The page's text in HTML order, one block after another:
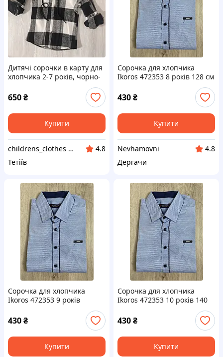
Дитячі сорочки в карту для
хлопчика 2-7 років, чорно-
650₴
Купити
childrens_clothes & shoes
4.8
Тетіїв
Сорочка для хлопчика
Ikoros 472353 8 років 128 см
430₴
Купити
Nevhamovni
4.8
Дергачи
Сорочка для хлопчика
Ikoros 472353 9 років
430₴
Купити
Сорочка для хлопчика
Ikoros 472353 10 років 140
430₴
Купити